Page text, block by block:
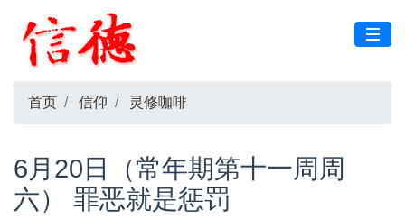
首页 信仰 灵修咖啡
6月20日（常年期第十一周周
六） 罪恶就是惩罚